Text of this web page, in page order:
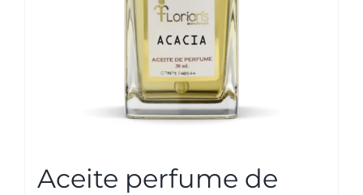
en
la
página
de
producto
Aceite perfume de